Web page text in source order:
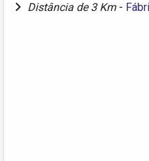
Distância de 3 Km -